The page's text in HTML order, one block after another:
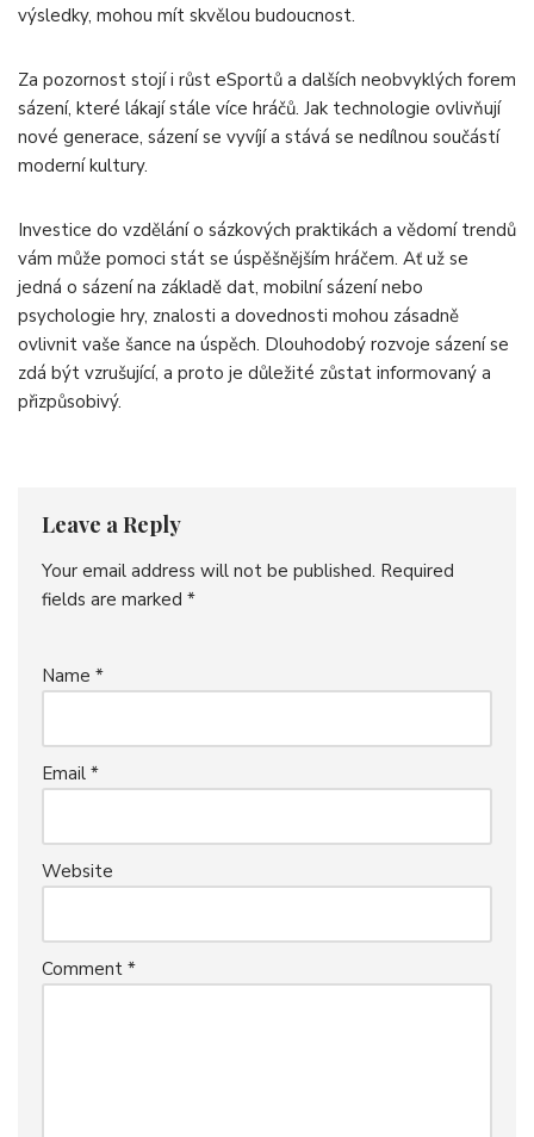
výsledky, mohou mít skvělou budoucnost.
Za pozornost stojí i růst eSportů a dalších neobvyklých forem
sázení, které lákají stále více hráčů. Jak technologie ovlivňují
nové generace, sázení se vyvíjí a stává se nedílnou součástí
moderní kultury.
Investice do vzdělání o sázkových praktikách a vědomí trendů
vám může pomoci stát se úspěšnějším hráčem. Ať už se
jedná o sázení na základě dat, mobilní sázení nebo
psychologie hry, znalosti a dovednosti mohou zásadně
ovlivnit vaše šance na úspěch. Dlouhodobý rozvoje sázení se
zdá být vzrušující, a proto je důležité zůstat informovaný a
přizpůsobivý.
Leave a Reply
Your email address will not be published. Required
fields are marked *
Name *
Email *
Website
Comment *